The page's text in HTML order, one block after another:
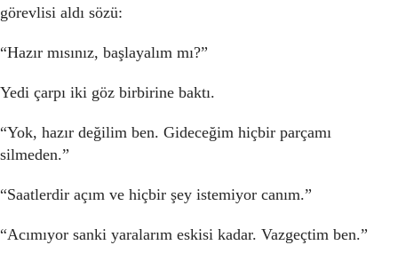
görevlisi aldı sözü:
“Hazır mısınız, başlayalım mı?”
Yedi çarpı iki göz birbirine baktı.
“Yok, hazır değilim ben. Gideceğim hiçbir parçamı
silmeden.”
“Saatlerdir açım ve hiçbir şey istemiyor canım.”
“Acımıyor sanki yaralarım eskisi kadar. Vazgeçtim ben.”